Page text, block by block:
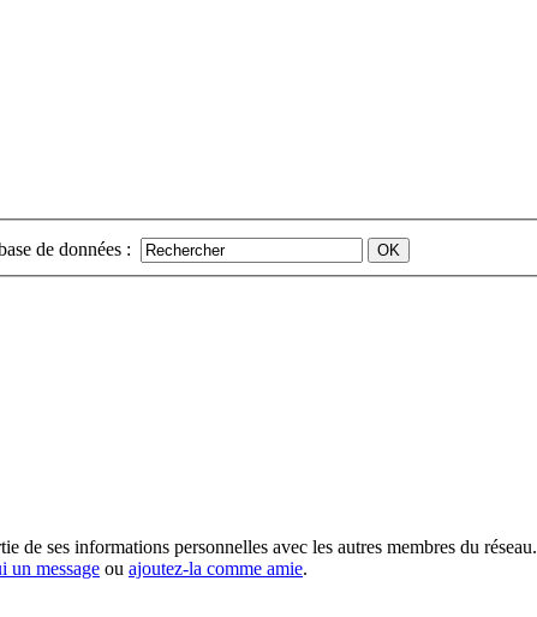
de données :
de ses informations personnelles avec les autres membres du réseau.
un message ou ajoutez-la comme amie.